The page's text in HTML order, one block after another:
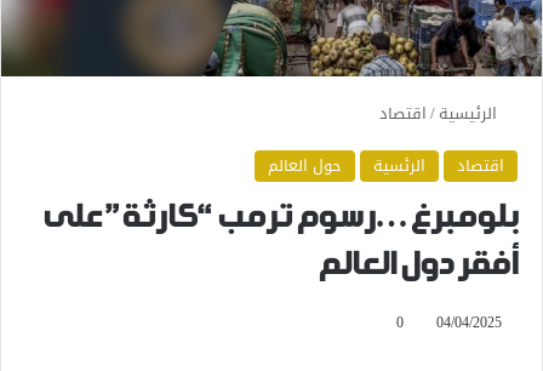
الرئيسية/اقتصاد
اقتصاد
الرئسية حول العالم
بلومبرغ…رسوم ترمب “كارثة” على
أفقر دول العالم
04/04/2025
0